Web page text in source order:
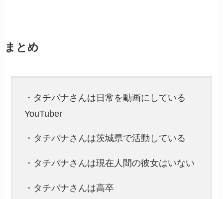
まとめ
・タチバナさんは日常を動画にしている
YouTuber
・タチバナさんは茨城県で活動している
・タチバナさんは現在人間の彼女はいない
・タチバナさんは高卒